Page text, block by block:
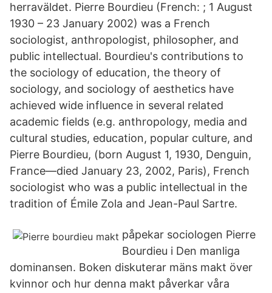
herraväldet. Pierre Bourdieu (French: ; 1 August
1930 – 23 January 2002) was a French
sociologist, anthropologist, philosopher, and
public intellectual. Bourdieu's contributions to
the sociology of education, the theory of
sociology, and sociology of aesthetics have
achieved wide influence in several related
academic fields (e.g. anthropology, media and
cultural studies, education, popular culture, and
Pierre Bourdieu, (born August 1, 1930, Denguin,
France—died January 23, 2002, Paris), French
sociologist who was a public intellectual in the
tradition of Émile Zola and Jean-Paul Sartre.
påpekar sociologen Pierre
Bourdieu i Den manliga
dominansen. Boken diskuterar mäns makt över
kvinnor och hur denna makt påverkar våra